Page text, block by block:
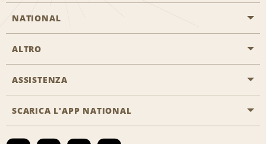
NATIONAL
Inizia una prenotazione
Programmi business
ALTRO
Offerte di lavoro
ASSISTENZA
Accessibilità
SCARICA L'APP NATIONAL